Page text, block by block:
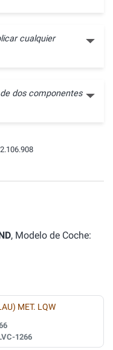
cualquier
dos componentes
, Modelo de Coche:
MET. LQW
1266